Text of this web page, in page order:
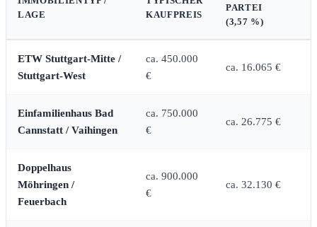
LAGE
KAUFPREIS
PARTEI
(3,57 %)
ETW Stuttgart-Mitte /
Stuttgart-West
ca. 450.000
€
ca. 16.065 €
Einfamilienhaus Bad
Cannstatt / Vaihingen
ca. 750.000
€
ca. 26.775 €
Doppelhaus
Möhringen /
Feuerbach
ca. 900.000
€
ca. 32.130 €